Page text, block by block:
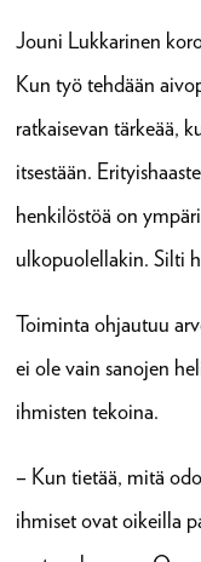
Jouni Lukkarinen
Kun työ tehdään
ratkaisevan tärkeää,
itsestään.
henkilöstöä on
ulkopuolellakin. Silti
Toiminta ohjautuu
ei ole vain sanojen
ihmisten tekoina.
– Kun tietää, mitä
ihmiset ovat oikeilla